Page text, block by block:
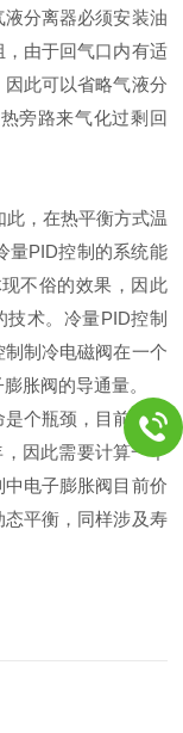
分离器必须安装油
由于回气口内有适
此可以省略气液分
旁路来气化过剩回
，在热平衡方式温
量PID控制的系统能
不俗的效果，因此
术。冷量PID控制
制冷电磁阀在一个
胀阀的导通量。
个瓶颈，目前市面
，因此需要计算一下
电子膨胀阀目前价
平衡，同样涉及寿